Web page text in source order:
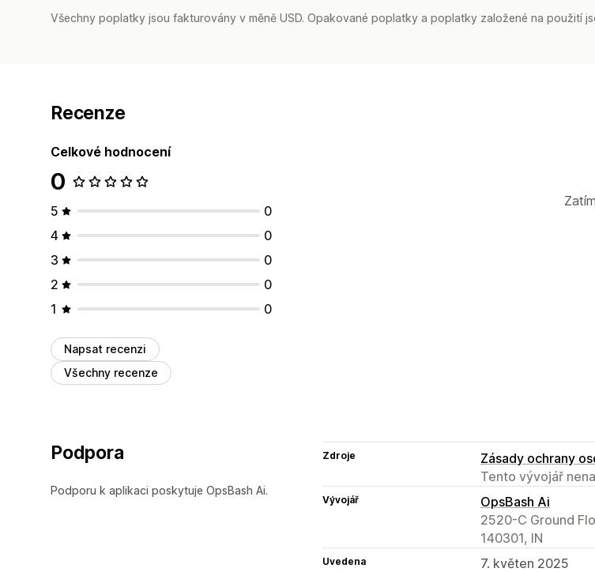
Všechny poplatky jsou fakturovány v měně USD. Opakované poplatky a poplatky založené na použití
Recenze
Celkové hodnocení
0
5
0
4
0
3
0
2
0
1
0
Napsat recenzi
Všechny recenze
Podpora
Podporu k aplikaci poskytuje OpsBash Ai.
Zdroje
Zásady ochrany
Tento vývojář
Vývojář
OpsBash Ai
2520-C Ground
140301, IN
Uvedena 7. květen 2025